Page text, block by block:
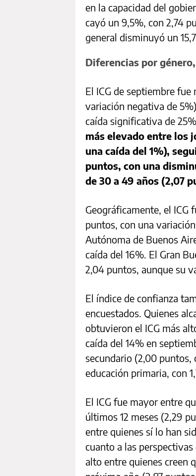
en la capacidad del
cayó un 9,5%, con 2,74
general disminuyó un
Diferencias por
El ICG de septiembre
variación negativa de
caída significativa de
más elevado entre los
una caída del 1%),
puntos, con una
de 30 a 49 años (2,07
Geográficamente, el ICG
puntos, con una
Autónoma de Buenos
caída del 16%. El Gran
2,04 puntos, aunque su
El índice de confianza
encuestados. Quienes
obtuvieron el ICG más
caída del 14% en
secundario (2,00 puntos,
educación primaria, con
El ICG fue mayor entre
últimos 12 meses (2,29
entre quienes sí lo han
cuanto a las
alto entre quienes creen